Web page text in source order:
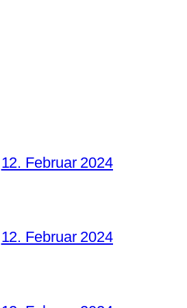
12. Februar 2024
12. Februar 2024